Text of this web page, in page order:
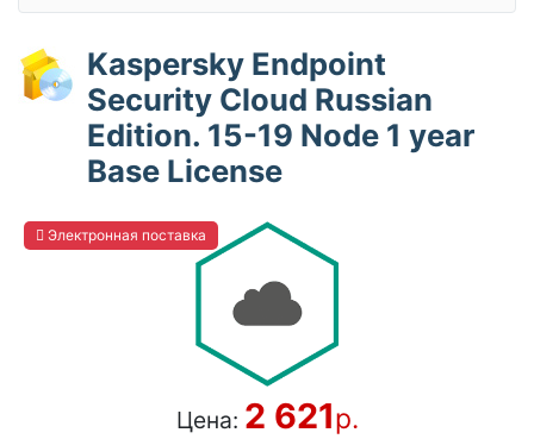
Kaspersky Endpoint
Security Cloud Russian
Edition. 15-19 Node 1 year
Base License
Электронная поставка
Цена: 2 621р.